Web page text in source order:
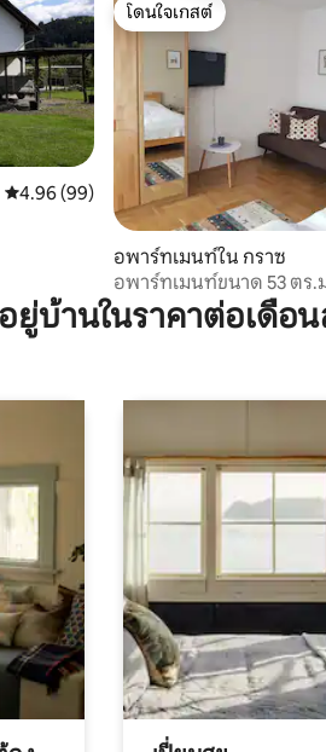
คะแนนเฉลี่ย 4.96 จาก 5, 99 รีวิว
4.96 (99)
โดนใจเกสต์
โดนใจเกสต์
อพาร์ทเมนท์ใน กราซ
อพาร์ทเมนท์ขนาด 53 ตร
ยู่บ้านในราคาต่อเดือ